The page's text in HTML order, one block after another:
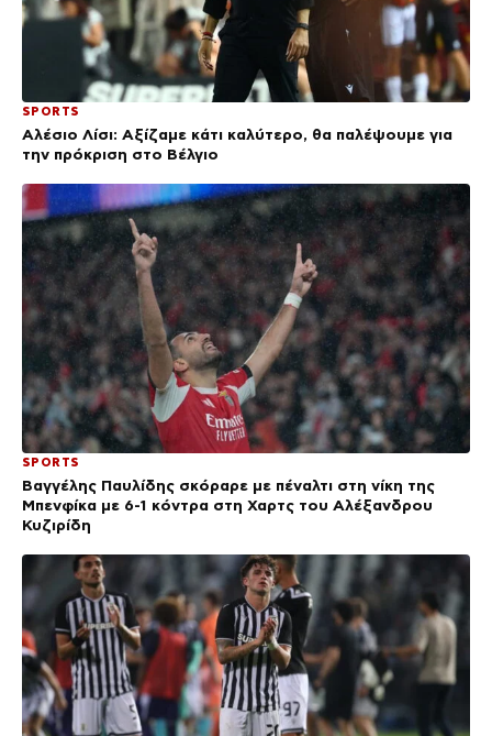
SPORTS
Αλέσιο Λίσι: Αξίζαμε κάτι καλύτερο, θα παλέψουμε για
την πρόκριση στο Βέλγιο
SPORTS
Βαγγέλης Παυλίδης σκόραρε με πέναλτι στη νίκη της
Μπενφίκα με 6-1 κόντρα στη Χαρτς του Αλέξανδρου
Κυζιρίδη